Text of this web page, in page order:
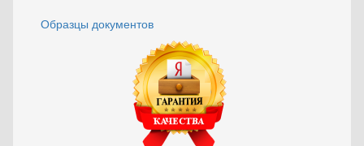
Образцы документов